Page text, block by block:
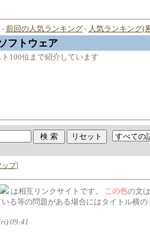
-前回の人気ランキング- 人気ランキング(
フトウェア
100位まで紹介しています
ップ]
は相互リンクサイトです。 この色の文
る等の問題がある場合にはタイトル横の
09:41